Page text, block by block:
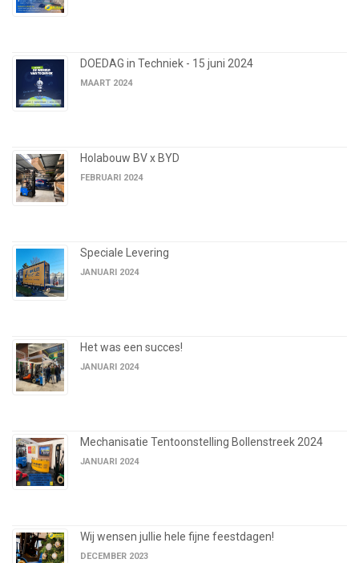
DOEDAG in Techniek - 15 juni 2024
MAART 2024
Holabouw BV x BYD
FEBRUARI 2024
Speciale Levering
JANUARI 2024
Het was een succes!
JANUARI 2024
Mechanisatie Tentoonstelling Bollenstreek 2024
JANUARI 2024
Wij wensen jullie hele fijne feestdagen!
DECEMBER 2023